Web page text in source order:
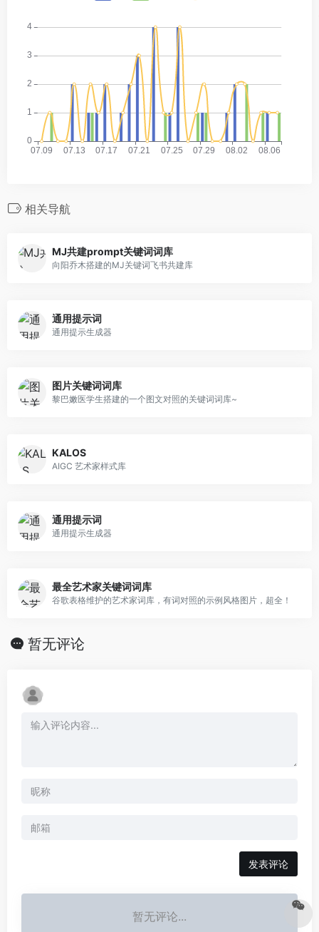
相关导航
MJ共建prompt关键词词库
向阳乔木搭建的MJ关键词飞书共建库
通用提示词
通用提示生成器
图片关键词词库
黎巴嫩医学生搭建的一个图文对照的关键词词库~
KALOS
AIGC 艺术家样式库
通用提示词
通用提示生成器
最全艺术家关键词词库
谷歌表格维护的艺术家词库，有词对照的示例风格图片，超全！
暂无评论
发表评论
暂无评论...